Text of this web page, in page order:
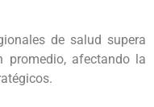
de salud supera
afectando la